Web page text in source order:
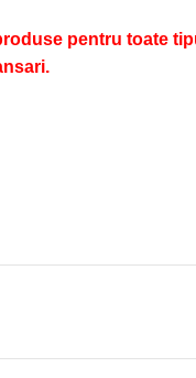
pentru toate